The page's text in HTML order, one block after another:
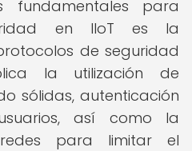
para
en IIoT es la
de seguridad
la utilización de
sólidas, autenticación
así como la
para limitar el